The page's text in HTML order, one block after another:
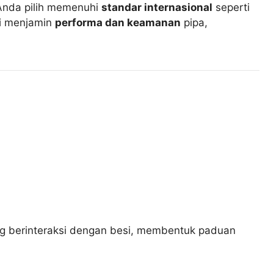
pilih memenuhi standar internasional seperti
menjamin performa dan keamanan pipa,
berinteraksi dengan besi, membentuk paduan